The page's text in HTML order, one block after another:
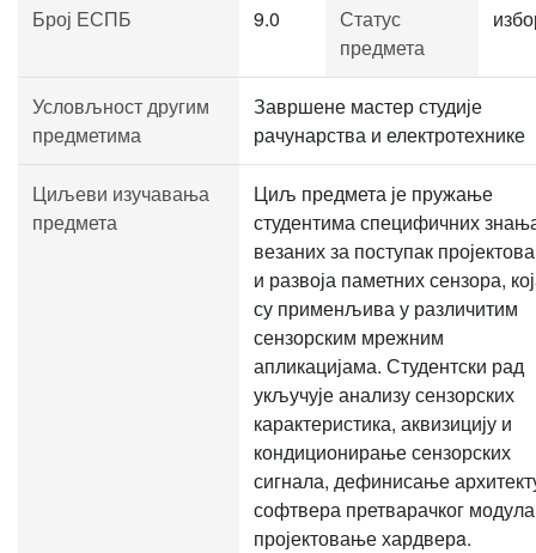
Број ЕСПБ 9.0
Статус
предмета
Условљност другим
предметима
Завршене мастер студије
рачунарства и електротехнике
Циљеви изучавања
предмета
Циљ предмета је пружање
студентима специфичних
везаних за поступак
и развоја паметних сензора,
су применљива у различитим
сензорским мрежним
апликацијама. Студентски рад
укључује анализу сензорских
карактеристика, аквизицију и
кондиционирање сензорских
сигнала, дефинисање
софтвера претварачког
пројектовање хардверa.